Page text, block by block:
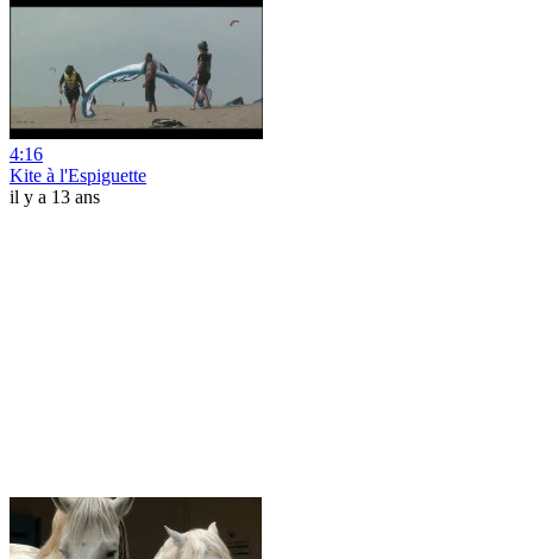
4:16
Kite à l'Espiguette
il y a 13 ans